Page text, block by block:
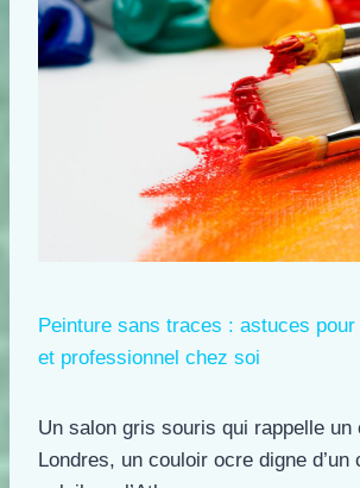
Peinture sans traces : astuces
et professionnel chez soi
Un salon gris souris qui rappelle un
Londres, un couloir ocre digne d’un